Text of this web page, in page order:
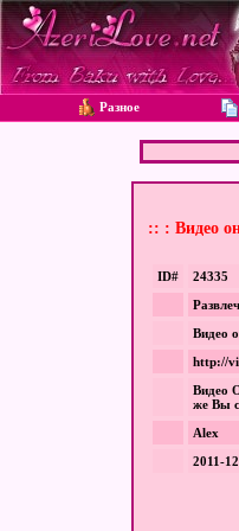
Разное
:: : Видео
ID#
24335
Видео
http://
Видео
же Вы
Alex
2011-